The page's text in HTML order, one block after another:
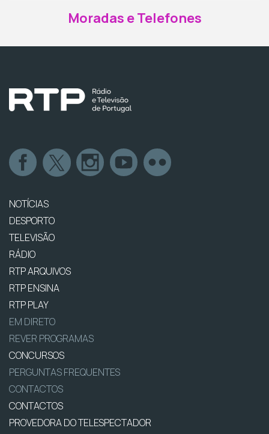
Moradas e Telefones
NOTÍCIAS
DESPORTO
TELEVISÃO
RÁDIO
RTP ARQUIVOS
RTP ENSINA
RTP PLAY
EM DIRETO
REVER PROGRAMAS
CONCURSOS
PERGUNTAS FREQUENTES
CONTACTOS
CONTACTOS
PROVEDORA DO TELESPECTADOR